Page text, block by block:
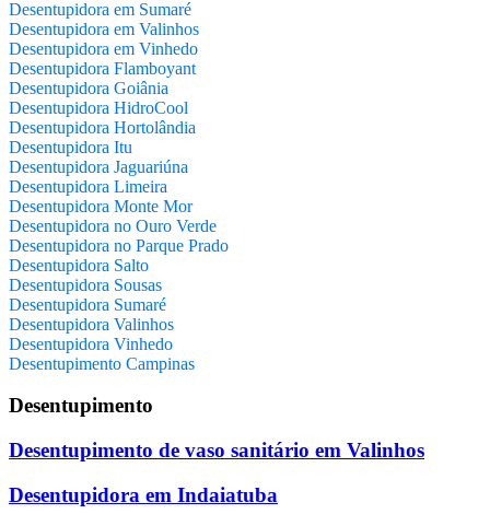
Desentupidora em Sumaré
Desentupidora em Valinhos
Desentupidora em Vinhedo
Desentupidora Flamboyant
Desentupidora Goiânia
Desentupidora HidroCool
Desentupidora Hortolândia
Desentupidora Itu
Desentupidora Jaguariúna
Desentupidora Limeira
Desentupidora Monte Mor
Desentupidora no Ouro Verde
Desentupidora no Parque Prado
Desentupidora Salto
Desentupidora Sousas
Desentupidora Sumaré
Desentupidora Valinhos
Desentupidora Vinhedo
Desentupimento Campinas
Desentupimento
Desentupimento de vaso sanitário em Valinhos
Desentupidora em Indaiatuba